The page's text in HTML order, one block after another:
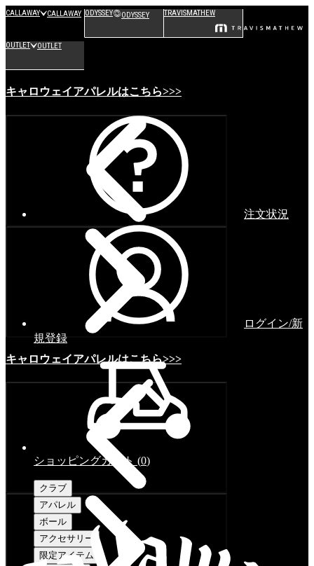
CALLAWAY CALLAWAY ODYSSEY ODYSSEY TRAVISMATHEW
OUTLET OUTLET
キャロウェイアパレルはこちら>>>
キャロウェイアパレルはこちら>>>
注文状況
ログイン/新
規登録
ショッピングカート (0)
クラブ
アパレル
ボール
アクセサリー
限定アイテム